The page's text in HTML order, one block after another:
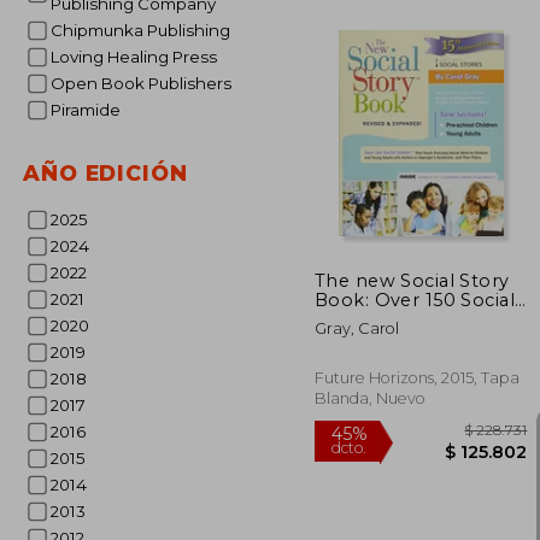
Chipmunka Publishing
Loving Healing Press
Open Book Publishers
Piramide
AÑO EDICIÓN
2025
2024
2022
2021
2020
2019
2018
2017
2016
2015
2014
2013
45%
dcto.
The new Social Story
Book: Over 150 Social
Stories That Teach
Everyday Social Skills
With Autism and Their
Peers (en Inglés)
Gray, Carol
Future Horizons, 2015, Tapa
Blanda, Nuevo